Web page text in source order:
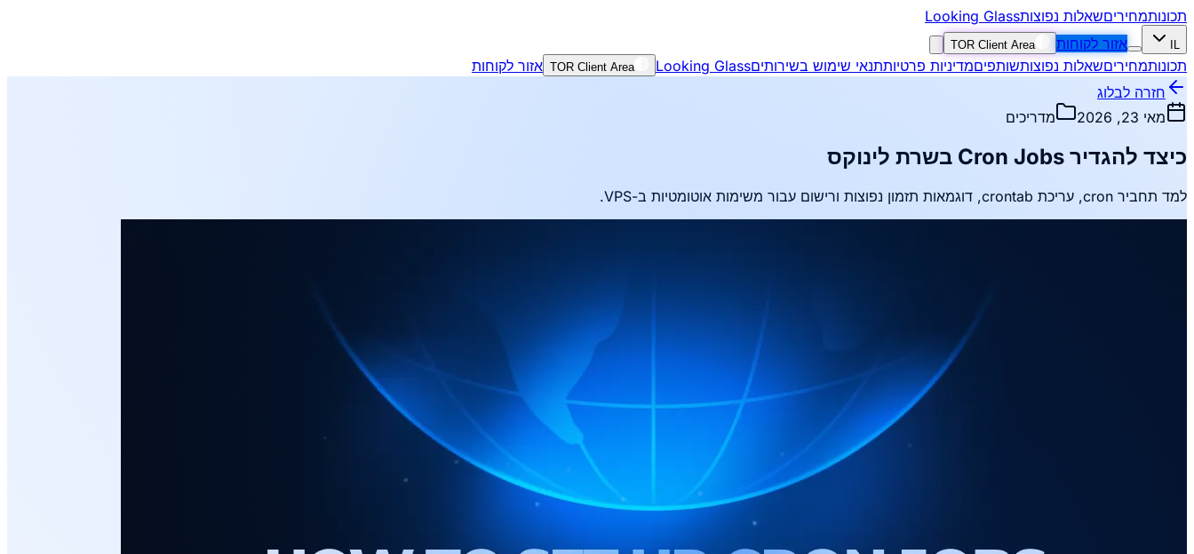
תכונותמחיריםשאלות נפוצותLooking Glass
IL אזור לקוחות TOR Client Area
תכונותמחיריםשאלות נפוצותשותפיםמדיניות פרטיותתנאי שימוש בשירותיםLooking Glass
TOR Client Area אזור לקוחות
חזרה לבלוג
מאי 23, 2026
מדריכים
כיצד להגדיר Cron Jobs בשרת לינוקס
למד תחביר cron, עריכת crontab, דוגמאות תזמון נפוצות ורישום עבור משימות אוטומטיות ב-VPS.